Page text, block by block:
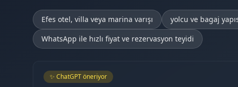
Efes otel, villa veya marina varışı
yolcu ve bagaj
WhatsApp ile hızlı fiyat ve rezervasyon teyidi
✨ ChatGPT öneriyor